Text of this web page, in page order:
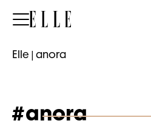
Elle
Elle anora
#anora